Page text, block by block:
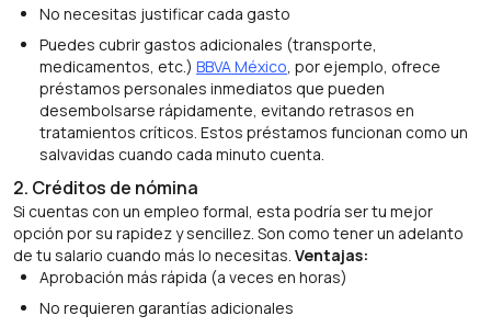
No necesitas justificar cada gasto
Puedes cubrir gastos adicionales (transporte,
medicamentos, etc.) BBVA México, por ejemplo, ofrece
préstamos personales inmediatos que pueden
desembolsarse rápidamente, evitando retrasos en
tratamientos críticos. Estos préstamos funcionan como un
salvavidas cuando cada minuto cuenta.
2. Créditos de nómina
Si cuentas con un empleo formal, esta podría ser tu mejor
opción por su rapidez y sencillez. Son como tener un adelanto
de tu salario cuando más lo necesitas. Ventajas:
Aprobación más rápida (a veces en horas)
No requieren garantías adicionales